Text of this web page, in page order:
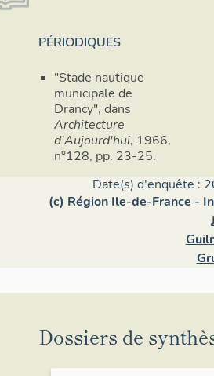
PÉRIODIQUES
"Stade nautique
municipale de
Drancy", dans
Architecture
d'Aujourd'hui, 1966,
n°128, pp. 23-25.
Date(s) d'enquête :
(c) Région Ile-de-France -
Dossiers de